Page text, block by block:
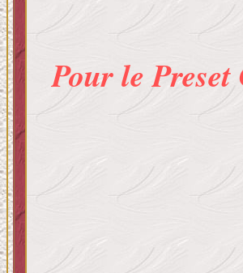
Pour le Preset